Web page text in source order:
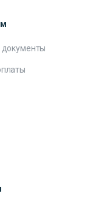
документы